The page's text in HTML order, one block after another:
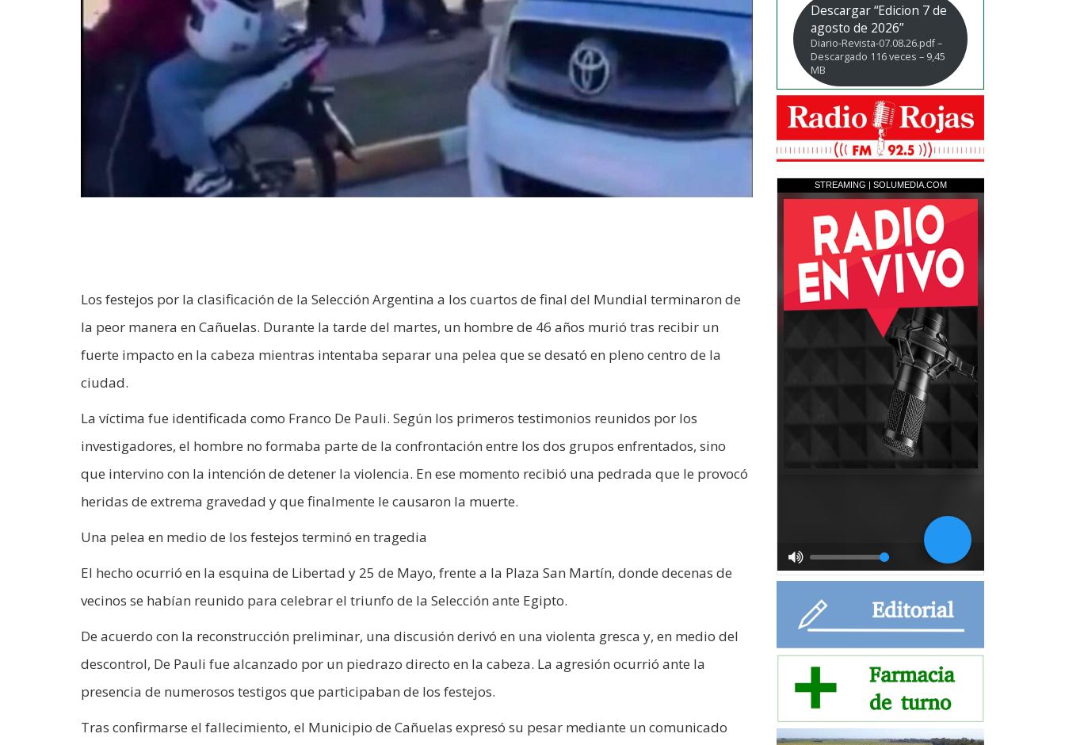
Los festejos por la clasificación de la Selección Argentina a los cuartos de final del Mundial terminaron de
la peor manera en Cañuelas. Durante la tarde del martes, un hombre de 46 años murió tras recibir un
fuerte impacto en la cabeza mientras intentaba separar una pelea que se desató en pleno centro de la
ciudad.
La víctima fue identificada como Franco De Pauli. Según los primeros testimonios reunidos por los
investigadores, el hombre no formaba parte de la confrontación entre los dos grupos enfrentados, sino
que intervino con la intención de detener la violencia. En ese momento recibió una pedrada que le provocó
heridas de extrema gravedad y que finalmente le causaron la muerte.
Una pelea en medio de los festejos terminó en tragedia
El hecho ocurrió en la esquina de Libertad y 25 de Mayo, frente a la Plaza San Martín, donde decenas de
vecinos se habían reunido para celebrar el triunfo de la Selección ante Egipto.
De acuerdo con la reconstrucción preliminar, una discusión derivó en una violenta gresca y, en medio del
descontrol, De Pauli fue alcanzado por un piedrazo directo en la cabeza. La agresión ocurrió ante la
presencia de numerosos testigos que participaban de los festejos.
Tras confirmarse el fallecimiento, el Municipio de Cañuelas expresó su pesar mediante un comunicado
Descargar “Edicion 7 de
agosto de 2026”
Diario-Revista-07.08.26.pdf –
Descargado 116 veces – 9,45
MB